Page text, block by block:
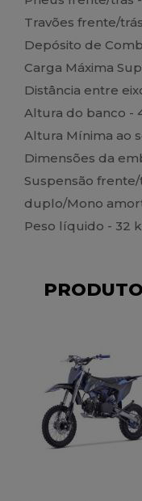
Travões frente/
Depósito de
Carga Máxima
Distância entre
Altura do banco -
Altura Mínima ao
Dimensões da
Suspensão
duplo/Mono
Peso líquido - 32